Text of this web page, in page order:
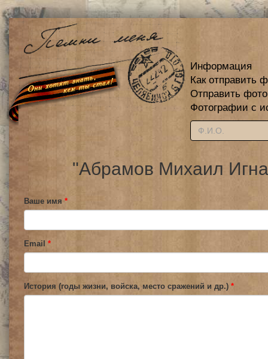
Информация
Как отправить
Отправить
Фотографии с
"Абрамов Михаил
Ваше имя *
Email *
История (годы жизни, войска, место сражений и др.) *